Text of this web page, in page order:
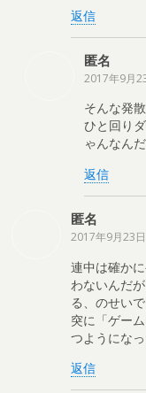
返信
匿名
2017年9月
そんな発
ひと回り
ゃんなん
返信
匿名
2017年9月23日
連中は確か
わないんだ
る、のせい
突に「ゲー
つようにな
返信